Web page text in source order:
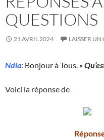
QUESTIONS
21 AVRIL 2024 LAISSER
Ndla: Bonjour à Tous. «
Voici la réponse de